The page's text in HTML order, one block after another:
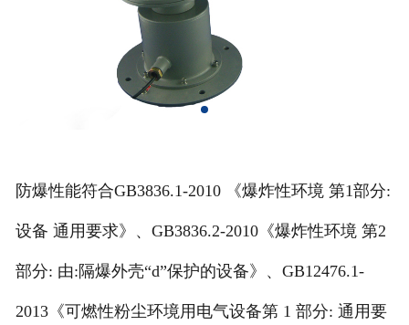
防爆性能符合GB3836.1-2010 《爆炸性环境 第1部分:
设备 通用要求》、GB3836.2-2010《爆炸性环境 第2
部分: 由:隔爆外壳“d”保护的设备》、GB12476.1-
2013《可燃性粉尘环境用电气设备第 1 部分: 通用要